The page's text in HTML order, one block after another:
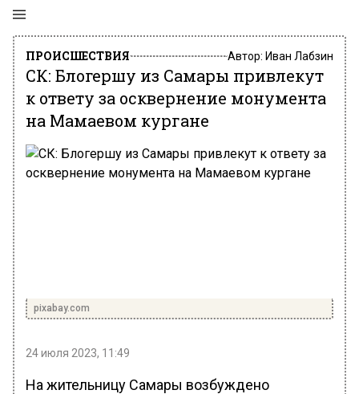
ПРОИСШЕСТВИЯ Автор: Иван Лабзин
СК: Блогершу из Самары привлекут
к ответу за осквернение монумента
на Мамаевом кургане
pixabay.com
24 июля 2023, 11:49
На жительницу Самары возбуждено